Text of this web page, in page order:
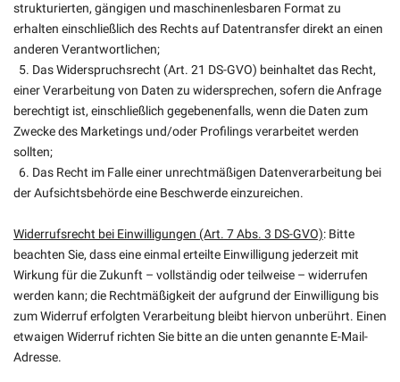
strukturierten, gängigen und maschinenlesbaren Format zu
erhalten einschließlich des Rechts auf Datentransfer direkt an einen
anderen Verantwortlichen;
5. Das Widerspruchsrecht (Art. 21 DS-GVO) beinhaltet das Recht,
einer Verarbeitung von Daten zu widersprechen, sofern die Anfrage
berechtigt ist, einschließlich gegebenenfalls, wenn die Daten zum
Zwecke des Marketings und/oder Profilings verarbeitet werden
sollten;
6. Das Recht im Falle einer unrechtmäßigen Datenverarbeitung bei
der Aufsichtsbehörde eine Beschwerde einzureichen.
Widerrufsrecht bei Einwilligungen (Art. 7 Abs. 3 DS-GVO): Bitte
beachten Sie, dass eine einmal erteilte Einwilligung jederzeit mit
Wirkung für die Zukunft – vollständig oder teilweise – widerrufen
werden kann; die Rechtmäßigkeit der aufgrund der Einwilligung bis
zum Widerruf erfolgten Verarbeitung bleibt hiervon unberührt. Einen
etwaigen Widerruf richten Sie bitte an die unten genannte E-Mail-
Adresse.